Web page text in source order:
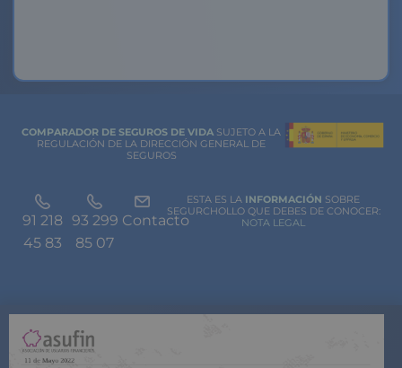
COMPARADOR DE SEGUROS DE VIDA SUJETO A LA
REGULACIÓN DE LA DIRECCIÓN GENERAL DE
SEGUROS
ESTA ES LA INFORMACIÓN SOBRE
SEGURCHOLLO QUE DEBES DE CONOCER:
NOTA LEGAL
91 218
45 83
93 299
85 07
Contacto